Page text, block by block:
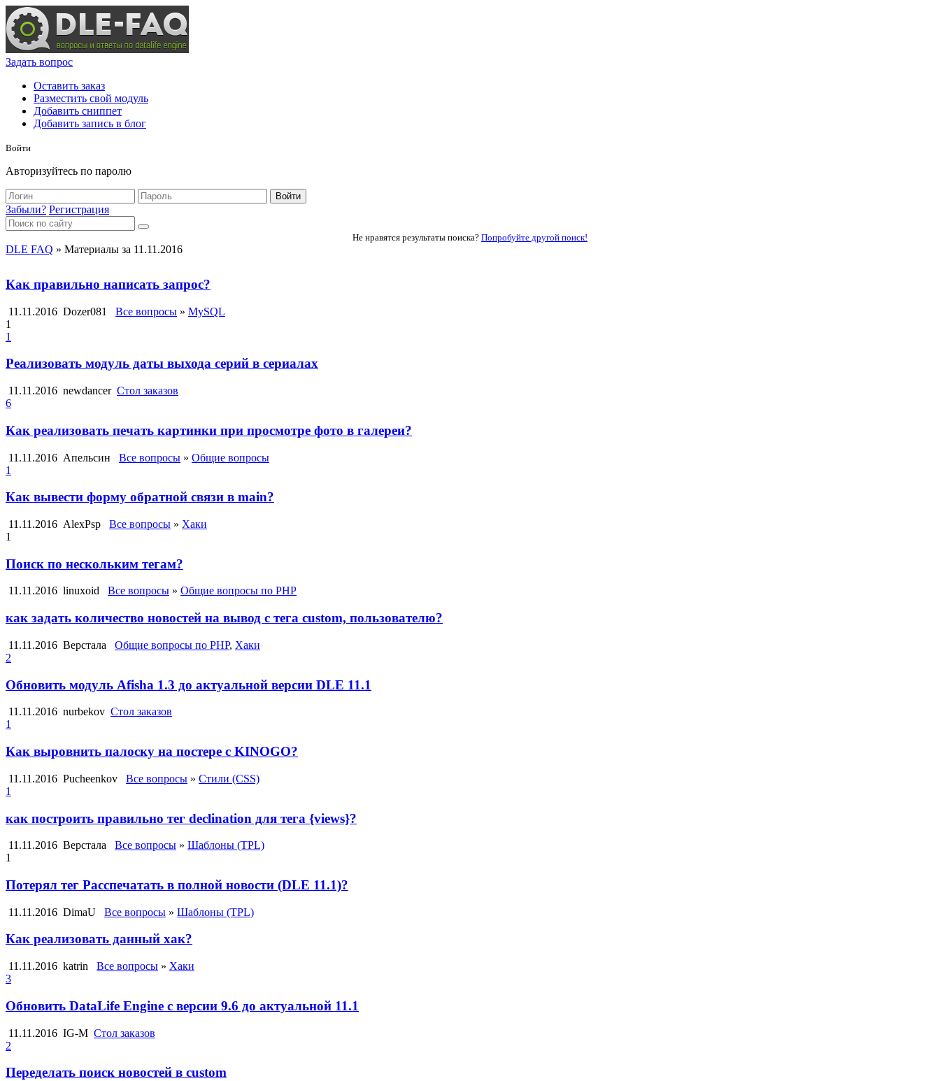
Задать вопрос
Оставить заказ
Разместить свой модуль
Добавить сниппет
Добавить запись в блог
Войти
Авторизуйтесь по паролю
Войти
Забыли? Регистрация
Не нравятся результаты поиска? Попробуйте другой поиск!
DLE FAQ » Материалы за 11.11.2016
Как правильно написать запрос?
11.11.2016 Dozer081 Все вопросы » MySQL
1
1
Реализовать модуль даты выхода серий в сериалах
11.11.2016 newdancer Стол заказов
6
Как реализовать печать картинки при просмотре фото в галереи?
11.11.2016 Апельсин Все вопросы » Общие вопросы
1
Как вывести форму обратной связи в main?
11.11.2016 AlexPsp Все вопросы » Хаки
1
Поиск по нескольким тегам?
11.11.2016 linuxoid Все вопросы » Общие вопросы по PHP
как задать количество новостей на вывод с тега custom, пользователю?
11.11.2016 Верстала Общие вопросы по PHP, Хаки
2
Обновить модуль Afisha 1.3 до актуальной версии DLE 11.1
11.11.2016 nurbekov Стол заказов
1
Как выровнить палоску на постере c KINOGO?
11.11.2016 Pucheenkov Все вопросы » Стили (CSS)
1
как построить правильно тег declination для тега {views}?
11.11.2016 Верстала Все вопросы » Шаблоны (TPL)
1
Потерял тег Расспечатать в полной новости (DLE 11.1)?
11.11.2016 DimaU Все вопросы » Шаблоны (TPL)
Как реализовать данный хак?
11.11.2016 katrin Все вопросы » Хаки
3
Обновить DataLife Engine с версии 9.6 до актуальной 11.1
11.11.2016 IG-M Стол заказов
2
Переделать поиск новостей в custom